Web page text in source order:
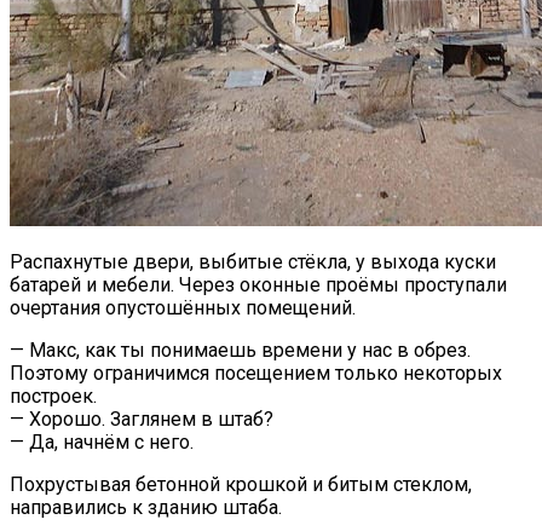
Распахнутые двери, выбитые стёкла, у выхода куски
батарей и мебели. Через оконные проёмы проступали
очертания опустошённых помещений.
— Макс, как ты понимаешь времени у нас в обрез.
Поэтому ограничимся посещением только некоторых
построек.
— Хорошо. Заглянем в штаб?
— Да, начнём с него.
Похрустывая бетонной крошкой и битым стеклом,
направились к зданию штаба.